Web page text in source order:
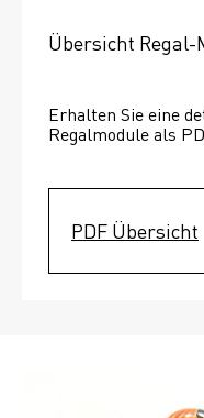
Übersicht Regal-
Erhalten Sie eine
Regalmodule als
PDF Übersicht